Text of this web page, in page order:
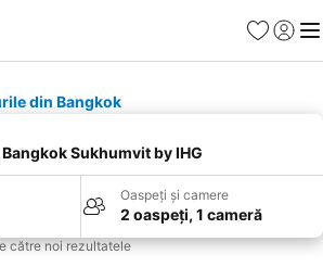
Favorite
din Bangkok
Sukhumvit by IHG
Oaspeți și camere
2 oaspeți, 1 cameră
către noi rezultatele